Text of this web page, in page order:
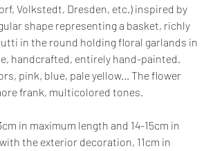
Volkstedt, Dresden, etc.) inspired by
shape representing a basket, richly
in the round holding floral garlands in
handcrafted, entirely hand-painted.
pink, blue, pale yellow... The flower
frank, multicolored tones.
in maximum length and 14-15cm in
the exterior decoration, 11cm in